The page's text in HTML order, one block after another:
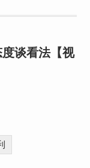
谈看法【视